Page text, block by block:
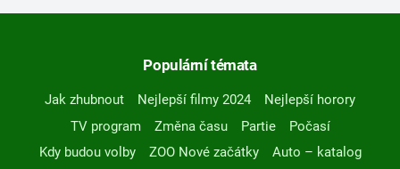
Populární témata
Jak zhubnout Nejlepší filmy 2024
Nejlepší horory
TV program
Změna času Partie
Počasí
Kdy budou volby
ZOO Nové začátky
Auto – katalog